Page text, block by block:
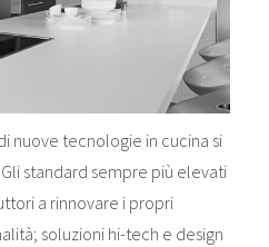
nuove tecnologie in cucina si
standard sempre più elevati
a rinnovare i propri
soluzioni hi-tech e design